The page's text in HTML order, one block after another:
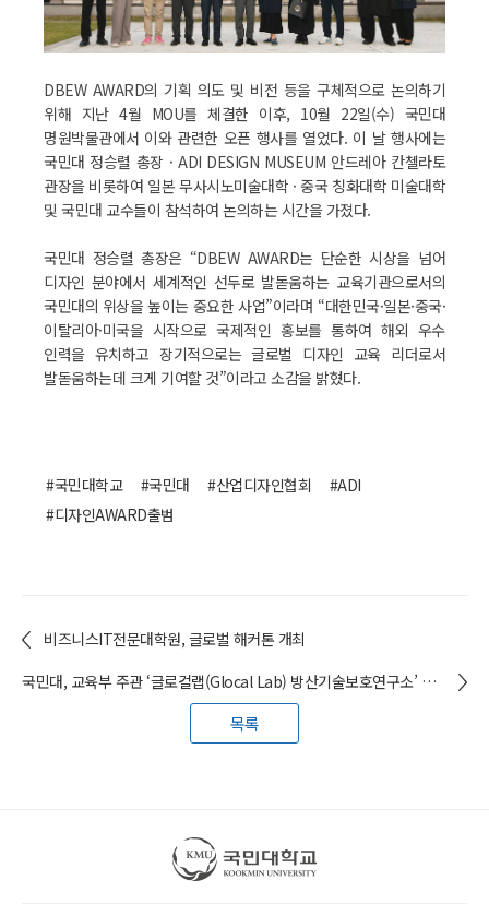
DBEW AWARD의 기획 의도 및 비전 등을 구체적으로 논의하기
위해 지난 4월 MOU를 체결한 이후, 10월 22일(수) 국민대
명원박물관에서 이와 관련한 오픈 행사를 열었다. 이 날 행사에는
국민대 정승렬 총장 · ADI DESIGN MUSEUM 안드레아 칸첼라토
관장을 비롯하여 일본 무사시노미술대학 · 중국 칭화대학 미술대학
및 국민대 교수들이 참석하여 논의하는 시간을 가졌다.
국민대 정승렬 총장은 “DBEW AWARD는 단순한 시상을 넘어
디자인 분야에서 세계적인 선두로 발돋움하는 교육기관으로서의
국민대의 위상을 높이는 중요한 사업”이라며 “대한민국·일본·중국·
이탈리아·미국을 시작으로 국제적인 홍보를 통하여 해외 우수
인력을 유치하고 장기적으로는 글로벌 디자인 교육 리더로서
발돋움하는데 크게 기여할 것”이라고 소감을 밝혔다.
#국민대학교 #국민대 #산업디자인협회
#ADI
#디자인AWARD출범
비즈니스IT전문대학원, 글로벌 해커톤 개최
국민대, 교육부 주관 ‘글로컬랩(Glocal Lab) 방산기술보호연구소’ 개소
목록
국민대학교